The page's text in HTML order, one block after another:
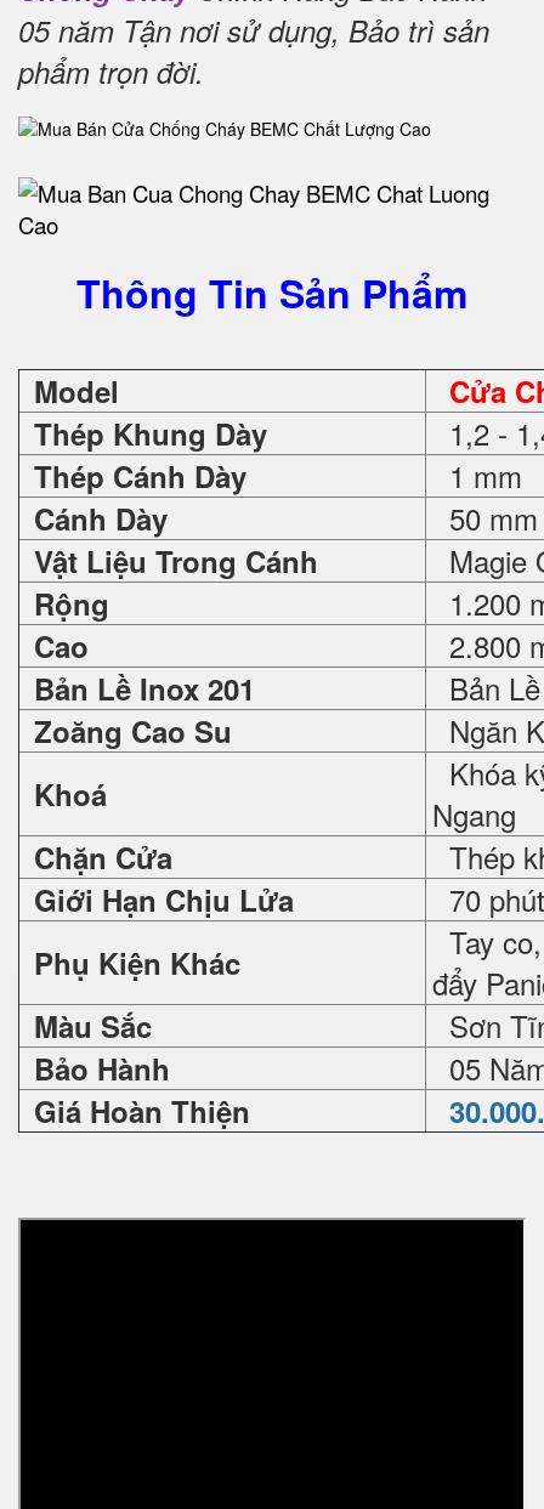
05 năm Tận nơi sử dụng, Bảo trì sản
phẩm trọn đời.
Thông Tin Sản Phẩm
Model
Cửa
Thép Khung Dày
1,2 -
Thép Cánh Dày 1 mm
Cánh Dày 50 mm
Vật Liệu Trong Cánh Magie
Rộng 1.200
Cao 2.800
Bản Lề Inox 201 Bản
Zoăng Cao Su Ngăn
Khoá
Khóa
Ngang
Chặn Cửa Thép
Giới Hạn Chịu Lửa 70
Phụ Kiện Khác
Tay
đẩy
Màu Sắc Sơn
Bảo Hành 05
Giá Hoàn Thiện